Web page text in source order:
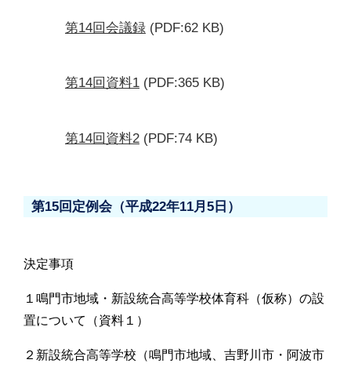
第14回会議録 (PDF:62 KB)
第14回資料1 (PDF:365 KB)
第14回資料2 (PDF:74 KB)
第15回定例会（平成22年11月5日）
決定事項
１鳴門市地域・新設統合高等学校体育科（仮称）の設
置について（資料１）
２新設統合高等学校（鳴門市地域、吉野川市・阿波市